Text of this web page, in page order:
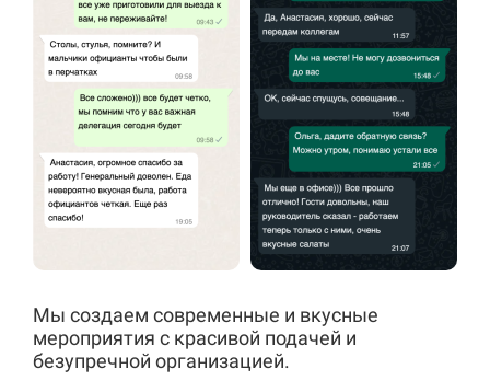
Мы создаем современные и вкусные
мероприятия с красивой подачей и
безупречной организацией.